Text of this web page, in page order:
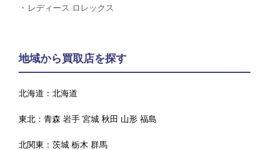
レディース ロレックス
地域から買取店を探す
北海道：北海道
東北：青森 岩手 宮城 秋田 山形 福島
北関東：茨城 栃木 群馬